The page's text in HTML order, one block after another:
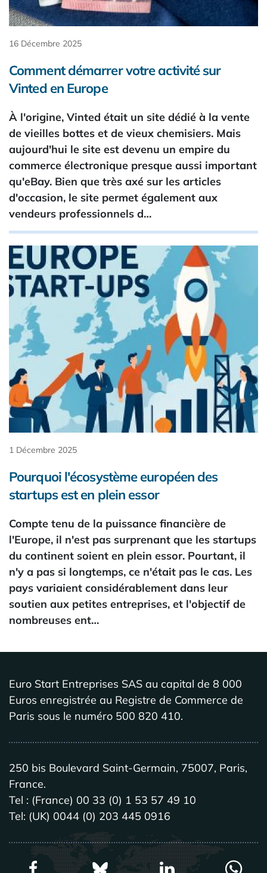
16 Décembre 2025
Comment démarrer votre activité sur
Vinted en Europe
À l'origine, Vinted était un site dédié à la vente
de vieilles bottes et de vieux chemisiers. Mais
aujourd'hui le site est devenu un empire du
commerce électronique presque aussi important
qu'eBay. Bien que très axé sur les articles
d'occasion, le site permet également aux
vendeurs professionnels d…
1 Décembre 2025
Pourquoi l'écosystème européen des
startups est en plein essor
Compte tenu de la puissance financière de
l'Europe, il n'est pas surprenant que les startups
du continent soient en plein essor. Pourtant, il
n'y a pas si longtemps, ce n'était pas le cas. Les
pays variaient considérablement dans leur
soutien aux petites entreprises, et l'objectif de
nombreuses ent…
Euro Start Entreprises SAS au capital de 8 000
Euros enregistrée au Registre de Commerce de
Paris sous le numéro 500 820 410.
250 bis Boulevard Saint-Germain, 75007, Paris,
France.
Tel : (France) 00 33 (0) 1 53 57 49 10
Tel: (UK) 0044 (0) 203 445 0916